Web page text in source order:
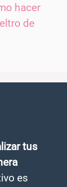
hacer
de
tus
es